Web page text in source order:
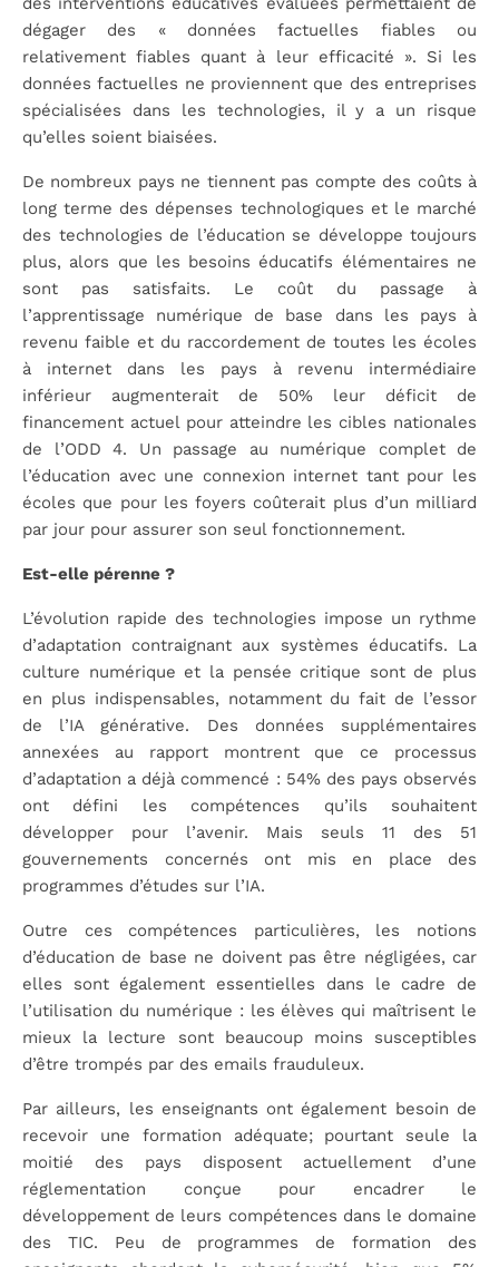
dégager des « données factuelles fiables ou
relativement fiables quant à leur efficacité ». Si les
données factuelles ne proviennent que des entreprises
spécialisées dans les technologies, il y a un risque
qu’elles soient biaisées.
De nombreux pays ne tiennent pas compte des coûts à
long terme des dépenses technologiques et le marché
des technologies de l’éducation se développe toujours
plus, alors que les besoins éducatifs élémentaires ne
sont pas satisfaits. Le coût du passage à
l’apprentissage numérique de base dans les pays à
revenu faible et du raccordement de toutes les écoles
à internet dans les pays à revenu intermédiaire
inférieur augmenterait de 50% leur déficit de
financement actuel pour atteindre les cibles nationales
de l’ODD 4. Un passage au numérique complet de
l’éducation avec une connexion internet tant pour les
écoles que pour les foyers coûterait plus d’un milliard
par jour pour assurer son seul fonctionnement.
Est-elle pérenne ?
L’évolution rapide des technologies impose un rythme
d’adaptation contraignant aux systèmes éducatifs. La
culture numérique et la pensée critique sont de plus
en plus indispensables, notamment du fait de l’essor
de l’IA générative. Des données supplémentaires
annexées au rapport montrent que ce processus
d’adaptation a déjà commencé : 54% des pays observés
ont défini les compétences qu’ils souhaitent
développer pour l’avenir. Mais seuls 11 des 51
gouvernements concernés ont mis en place des
programmes d’études sur l’IA.
Outre ces compétences particulières, les notions
d’éducation de base ne doivent pas être négligées, car
elles sont également essentielles dans le cadre de
l’utilisation du numérique : les élèves qui maîtrisent le
mieux la lecture sont beaucoup moins susceptibles
d’être trompés par des emails frauduleux.
Par ailleurs, les enseignants ont également besoin de
recevoir une formation adéquate; pourtant seule la
moitié des pays disposent actuellement d’une
réglementation conçue pour encadrer le
développement de leurs compétences dans le domaine
des TIC. Peu de programmes de formation des